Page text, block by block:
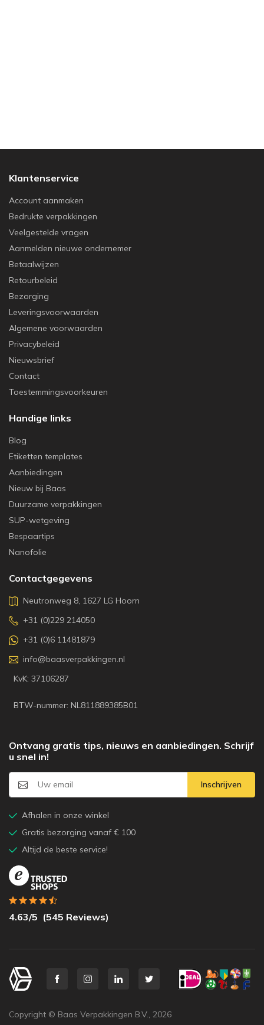
Klantenservice
Account aanmaken
Bedrukte verpakkingen
Veelgestelde vragen
Aanmelden nieuwe ondernemer
Betaalwijzen
Retourbeleid
Bezorging
Leveringsvoorwaarden
Algemene voorwaarden
Privacybeleid
Nieuwsbrief
Contact
Toestemmingsvoorkeuren
Handige links
Blog
Etiketten templates
Aanbiedingen
Nieuw bij Baas
Duurzame verpakkingen
SUP-wetgeving
Bespaartips
Nanofolie
Contactgegevens
Neutronweg 8, 1627 LG Hoorn
+31 (0)229 214050
+31 (0)6 11481879
info@baasverpakkingen.nl
KvK: 37106287
BTW-nummer: NL811889385B01
Ontvang gratis tips, nieuws en aanbiedingen. Schrijf
u snel in!
Inschrijven
Afhalen in onze winkel
Gratis bezorging vanaf € 100
Altijd de beste service!
4.63/5 (545 Reviews)
Copyright © Baas Verpakkingen B.V., 2026